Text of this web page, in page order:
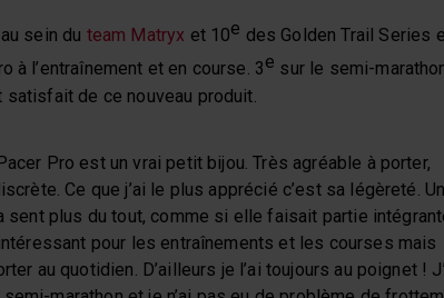
sein du team Matryx et 10e des Golden Trail Series
à l’entraînement et en course. 3e sur le semi-
de ce nouveau produit.
Pro est un vrai petit bijou. Très agréable à porter,
Ce que j’ai le plus apprécié c’est sa légèreté.
sent plus du tout, comme si elle faisait partie
pour les entraînements et les courses mais
au quotidien. D’ailleurs je l’ai toujours au poignet !